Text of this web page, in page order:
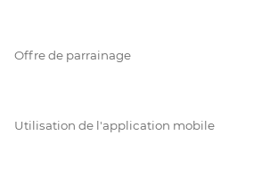
Offre de parrainage
Utilisation de l'application mobile